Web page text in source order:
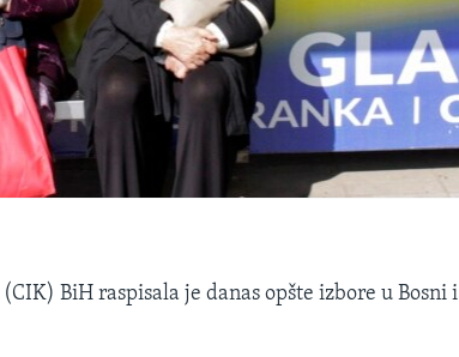
BiH raspisala je danas opšte izbore u Bosni i